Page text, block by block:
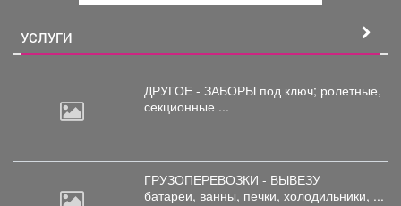
УСЛУГИ
ДРУГОЕ - ЗАБОРЫ под ключ; ролетные,
секционные ...
ГРУЗОПЕРЕВОЗКИ - ВЫВЕЗУ
батареи, ванны, печки, холодильники, ...